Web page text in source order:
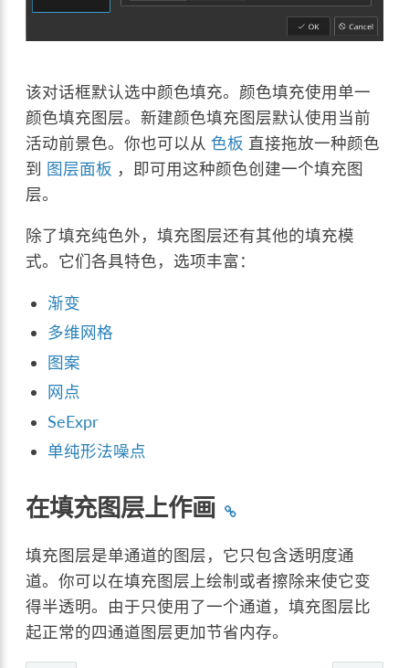
该对话框默认选中颜色填充。颜色填充使用单一
颜色填充图层。新建颜色填充图层默认使用当前
活动前景色。你也可以从 色板 直接拖放一种颜色
到 图层面板 ，即可用这种颜色创建一个填充图
层。
除了填充纯色外，填充图层还有其他的填充模
式。它们各具特色，选项丰富：
渐变
多维网格
图案
网点
SeExpr
单纯形法噪点
在填充图层上作画
填充图层是单通道的图层，它只包含透明度通
道。你可以在填充图层上绘制或者擦除来使它变
得半透明。由于只使用了一个通道，填充图层比
起正常的四通道图层更加节省内存。